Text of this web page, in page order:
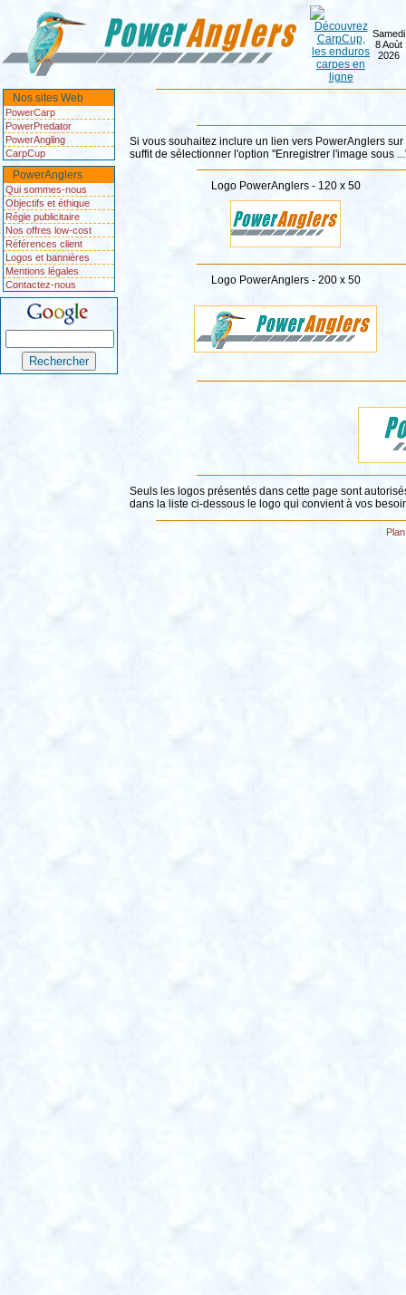
Samedi
8 Aoùt
2026
Nos sites Web
PowerCarp
PowerPredator
PowerAngling
CarpCup
PowerAnglers
Qui sommes-nous
Objectifs et éthique
Régie publicitaire
Nos offres low-cost
Références client
Logos et bannières
Mentions légales
Contactez-nous
Si vous souhaitez inclure un lien vers PowerAnglers
suffit de sélectionner l'option "Enregistrer l'image sous
Logo PowerAnglers - 120 x 50
Logo PowerAnglers - 200 x 50
Seuls les logos présentés dans cette page sont
dans la liste ci-dessous le logo qui convient à vos